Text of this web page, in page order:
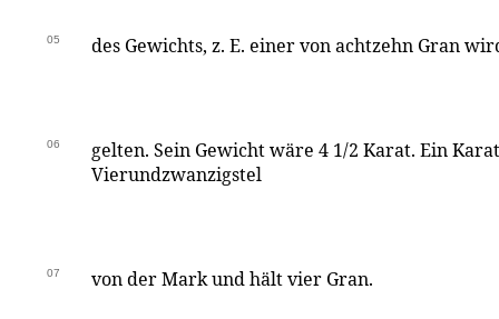
05 des Gewichts, z. E. einer von achtzehn Gran
06
gelten. Sein Gewicht wäre 4 1/2 Karat. Ein
Vierundzwanzigstel
07 von der Mark und hält vier Gran.